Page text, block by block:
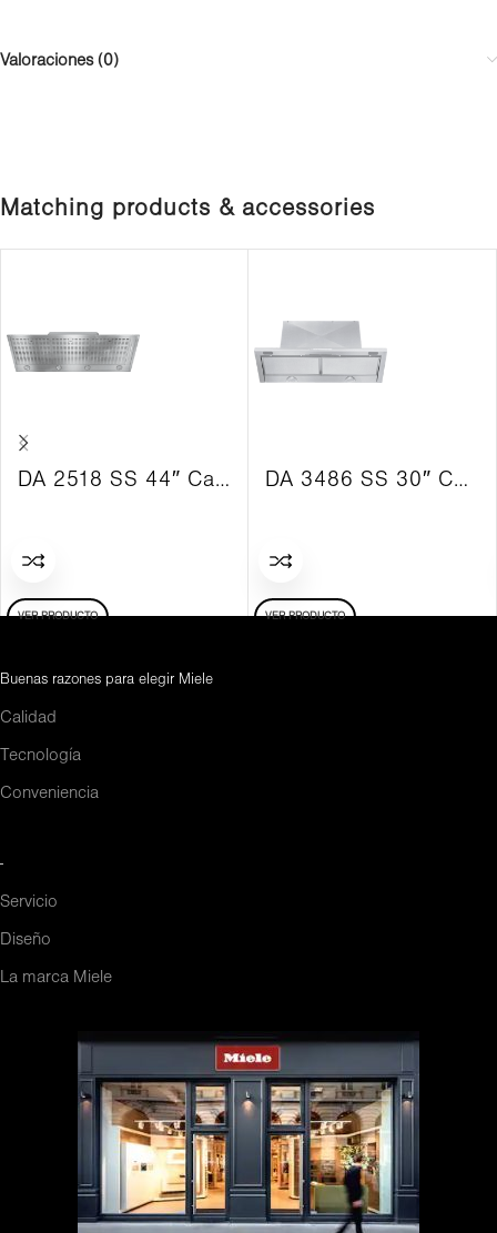
Valoraciones (0)
Matching products & accessories
DA 2518 SS 44″ Campana de Ventilación Framed 625 CFM SS
VER PRODUCTO
DA 3486 SS 30″ Capota Retráctil con Campana de ventilación SS
VER PRODUCTO
Buenas razones para elegir Miele
Calidad
Tecnología
Conveniencia
-
Servicio
Diseño
La marca Miele